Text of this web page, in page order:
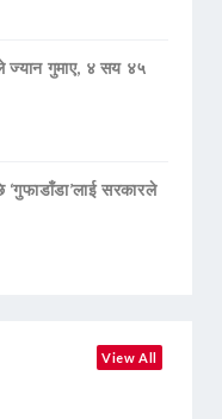
ज्यान गुमाए, ४ सय ४५
सरकारले
View All